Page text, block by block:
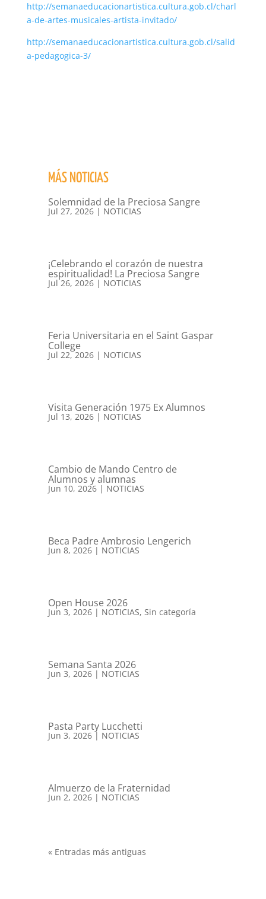
http://semanaeducacionartistica.cultura.gob.cl/charl
a-de-artes-musicales-artista-invitado/
http://semanaeducacionartistica.cultura.gob.cl/salid
a-pedagogica-3/
MÁS NOTICIAS
Solemnidad de la Preciosa Sangre
Jul 27, 2026| NOTICIAS
¡Celebrando el corazón de nuestra
espiritualidad! La Preciosa Sangre
Jul 26, 2026| NOTICIAS
Feria Universitaria en el Saint Gaspar
College
Jul 22, 2026| NOTICIAS
Visita Generación 1975 Ex Alumnos
Jul 13, 2026| NOTICIAS
Cambio de Mando Centro de
Alumnos y alumnas
Jun 10, 2026| NOTICIAS
Beca Padre Ambrosio Lengerich
Jun 8, 2026| NOTICIAS
Open House 2026
Jun 3, 2026| NOTICIAS, Sin categoría
Semana Santa 2026
Jun 3, 2026| NOTICIAS
Pasta Party Lucchetti
Jun 3, 2026| NOTICIAS
Almuerzo de la Fraternidad
Jun 2, 2026| NOTICIAS
« Entradas más antiguas